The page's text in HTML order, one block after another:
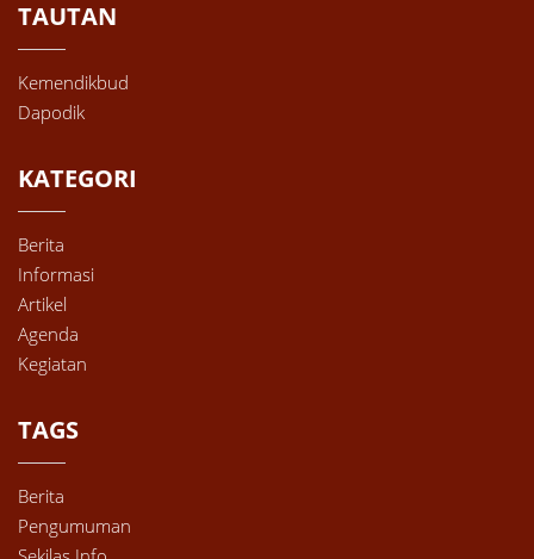
TAUTAN
Kemendikbud
Dapodik
KATEGORI
Berita
Informasi
Artikel
Agenda
Kegiatan
TAGS
Berita
Pengumuman